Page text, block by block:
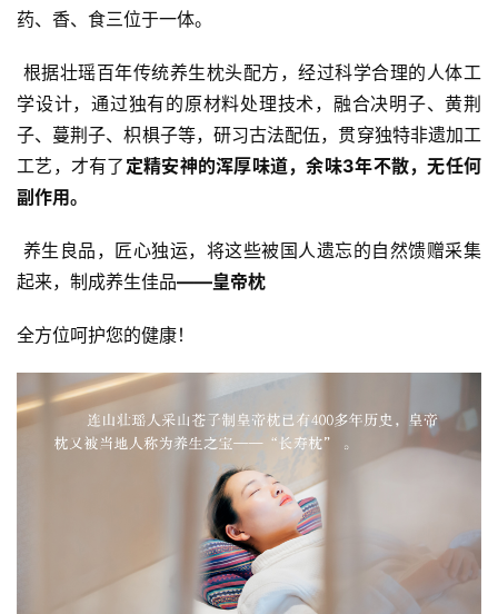
药、香、食三位于一体。
根据壮瑶百年传统养生枕头配方，经过科学合理的人体工
学设计，通过独有的原材料处理技术，融合决明子、黄荆
子、蔓荆子、枳椇子等，研习古法配伍，贯穿独特非遗加工
工艺，才有了 定精安神的浑厚味道，余味3年不散，无任何
副作用。
养生良品，匠心独运，将这些被国人遗忘的自然馈赠采集
起来，制成养生佳品——皇帝枕
全方位呵护您的健康！